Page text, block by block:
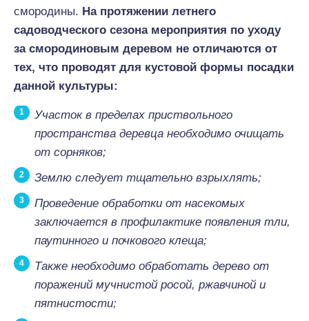
смородины. На протяжении летнего
садоводческого сезона мероприятия по уходу
за смородиновым деревом не отличаются от
тех, что проводят для кустовой формы посадки
данной культуры:
Участок в пределах приствольного
пространства деревца необходимо очищать
от сорняков;
Землю следует тщательно взрыхлять;
Проведение обработки от насекомых
заключается в профилактике появления тли,
паутинного и почкового клеща;
Также необходимо обработать дерево от
поражений мучнистой росой, ржавчиной и
пятнистости;